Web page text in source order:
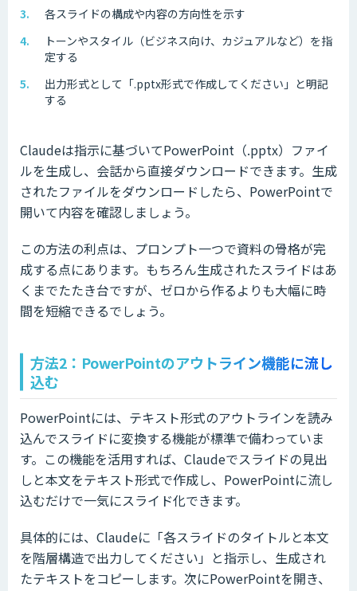
各スライドの構成や内容の方向性を示す
トーンやスタイル（ビジネス向け、カジュアルなど）を指
定する
出力形式として「.pptx形式で作成してください」と明記
する
Claudeは指示に基づいてPowerPoint（.pptx）ファイ
ルを生成し、会話から直接ダウンロードできます。生成
されたファイルをダウンロードしたら、PowerPointで
開いて内容を確認しましょう。
この方法の利点は、プロンプト一つで資料の骨格が完
成する点にあります。もちろん生成されたスライドはあ
くまでたたき台ですが、ゼロから作るよりも大幅に時
間を短縮できるでしょう。
方法2：PowerPointのアウトライン機能に流し
込む
PowerPointには、テキスト形式のアウトラインを読み
込んでスライドに変換する機能が標準で備わっていま
す。この機能を活用すれば、Claudeでスライドの見出
しと本文をテキスト形式で作成し、PowerPointに流し
込むだけで一気にスライド化できます。
具体的には、Claudeに「各スライドのタイトルと本文
を階層構造で出力してください」と指示し、生成され
たテキストをコピーします。次にPowerPointを開き、